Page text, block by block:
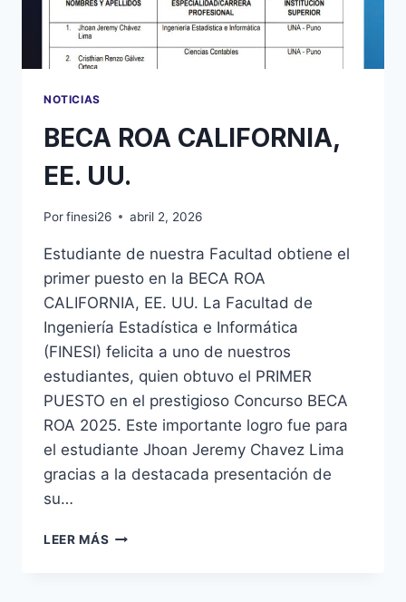
NOTICIAS
BECA ROA CALIFORNIA,
EE. UU.
Porfinesi26 abril 2, 2026
Estudiante de nuestra Facultad obtiene el
primer puesto en la BECA ROA
CALIFORNIA, EE. UU. La Facultad de
Ingeniería Estadística e Informática
(FINESI) felicita a uno de nuestros
estudiantes, quien obtuvo el PRIMER
PUESTO en el prestigioso Concurso BECA
ROA 2025. Este importante logro fue para
el estudiante Jhoan Jeremy Chavez Lima
gracias a la destacada presentación de
su…
LEER MÁS BECA